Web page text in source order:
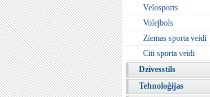
Velosports
Volejbols
Ziemas sporta veidi
Citi sporta veidi
Dzīvesstils
Tehnoloģijas